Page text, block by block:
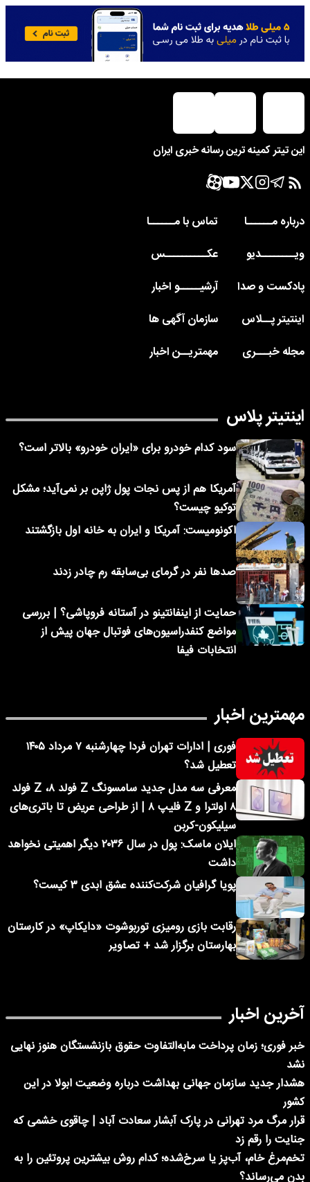
این تیتر کمینه ترین رسانه خبری ایران
درباره مــــــا
تماس با مــــــا
ویــــــــدیو
عکــــــــــس
پادکست و صدا
آرشیـــــو اخبار
اینتیتر پــلاس
سازمان آگهی ها
مجله خبـــری
مهمتریــن اخبار
اینتیتر پلاس
سود کدام خودرو برای «ایران خودرو» بالاتر است؟
آمریکا هم از پس نجات پول ژاپن بر نمی‌آید؛ مشکل
توکیو چیست؟
اکونومیست: آمریکا و ایران به خانه اول بازگشتند
صدها نفر در گرمای بی‌سابقه رم چادر زدند
حمایت از اینفانتینو در آستانه فروپاشی؟ | بررسی
مواضع کنفدراسیون‌های فوتبال جهان پیش از
انتخابات فیفا
مهمترین اخبار
فوری | ادارات تهران فردا چهارشنبه ۷ مرداد ۱۴۰۵
تعطیل شد؟
معرفی سه مدل جدید سامسونگ Z فولد ۸، Z فولد
۸ اولترا و Z فلیپ ۸ | از طراحی عریض تا باتری‌های
سیلیکون-کربن
ایلان ماسک: پول در سال ۲۰۳۶ دیگر اهمیتی نخواهد
داشت
پویا گرافیان شرکت‌کننده عشق ابدی ۳ کیست؟
رقابت بازی رومیزی توربوشوت «دایکاپ» در کارستان
بهارستان برگزار شد + تصاویر
آخرین اخبار
خبر فوری؛ زمان پرداخت مابه‌التفاوت حقوق بازنشستگان هنوز نهایی
نشد
هشدار جدید سازمان جهانی بهداشت درباره وضعیت ابولا در این
کشور
قرار مرگ مرد تهرانی در پارک آبشار سعادت آباد | چاقوی خشمی که
جنایت را رقم زد
تخم‌مرغ خام، آب‌پز یا سرخ‌شده؛ کدام روش بیشترین پروتئین را به
بدن می‌رساند؟